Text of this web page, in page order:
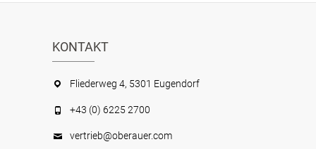
KONTAKT
Fliederweg 4, 5301 Eugendorf
+43 (0) 6225 2700
vertrieb@oberauer.com